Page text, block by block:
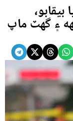
۽ گهٽ ماپ